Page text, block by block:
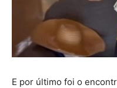
E por último foi o